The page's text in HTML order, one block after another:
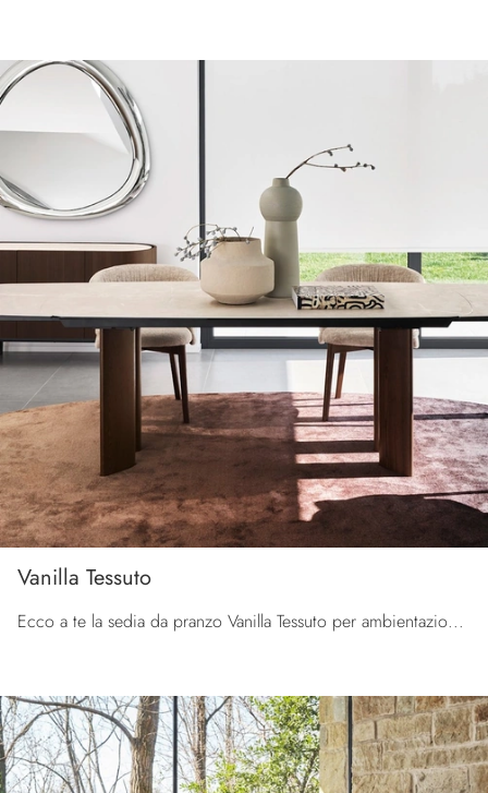
Vanilla Tessuto
Ecco a te la sedia da pranzo Vanilla Tessuto per ambientazioni design, tra le più belle Sedie fisse di Calligaris.